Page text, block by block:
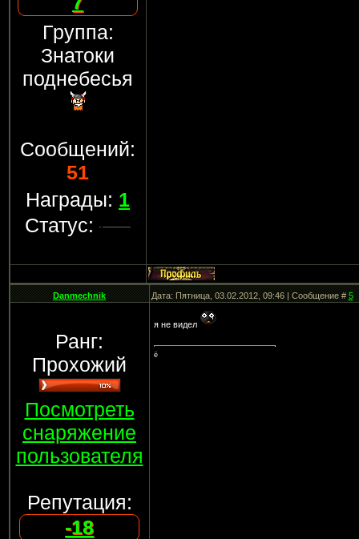
Группа:
Знатоки
поднебесья
Сообщений:
51
Награды: 1
Статус:
Danmechnik Дата: Пятница, 03.02.2012, 09:46 | Сообщение #5
Ранг:
Прохожий
Посмотреть
снаряжение
пользователя
Репутация:
-18
я не видел
ё